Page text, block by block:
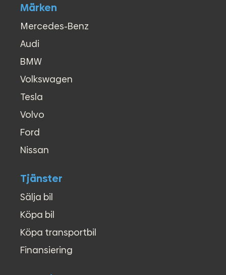
●Multifunktionsratt
●P.Värmare fjärrstyrd
●P.Värmare tidur
●Parkeringsvärmare
●Servostyrning
●Start-/stoppfunktion
●Stereo
● Svensksåld
●Sätesvärme - Förarstol
●Touch/Pekskärm
● Xenonstrålkastare
● USB-uttag
●Yttertemperaturmätare
●Smartphone integration
Märken
Mercedes-Benz
Audi
BMW
Volkswagen
Tesla
Volvo
Ford
Nissan
Tjänster
Sälja bil
Köpa bil
Köpa transportbil
Finansiering